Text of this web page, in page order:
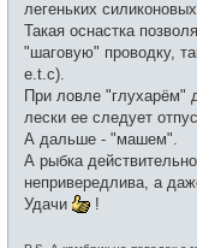
легеньких
Такая оснастка
"шаговую" проводку,
e.t.c).
При ловле "глухарём"
лески ее следует
А дальше - "машем".
А рыбка
непривередлива, а
Удачи
!